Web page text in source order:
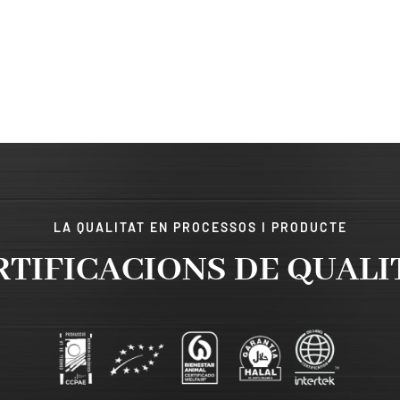
LA QUALITAT EN PROCESSOS I PRODUCTE
DE